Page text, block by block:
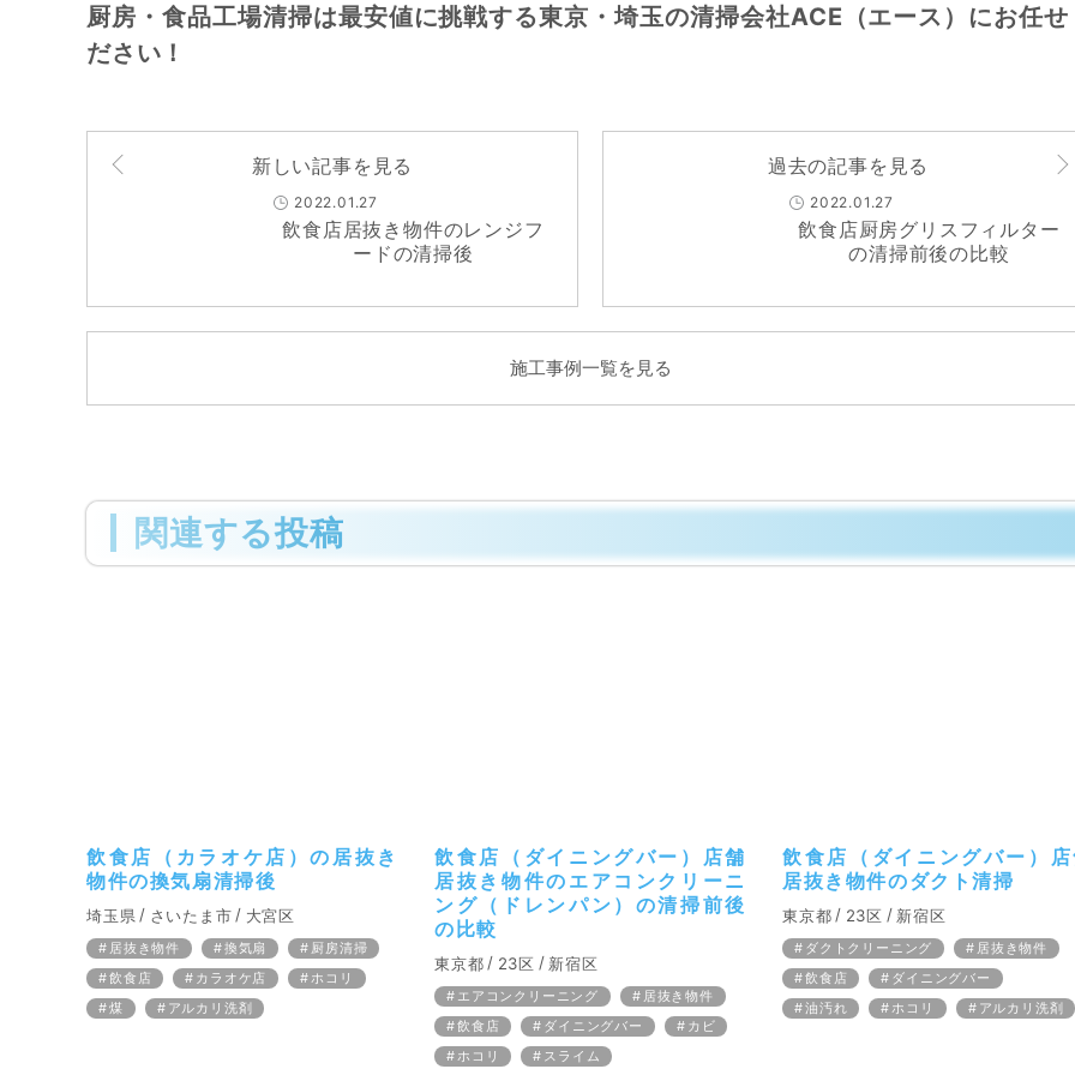
厨房・食品工場清掃は最安値に挑戦する東京・埼玉の清掃会社ACE（エース）にお任せ
ださい！
新しい記事を見る
2022.01.27
飲食店居抜き物件のレンジフ
ードの清掃後
過去の記事を見る
2022.01.27
飲食店厨房グリスフィルター
の清掃前後の比較
施工事例一覧を見る
関連する投稿
飲食店（カラオケ店）の居抜き
物件の換気扇清掃後
埼玉県 さいたま市 大宮区
居抜き物件 換気扇
厨房清掃
飲食店
カラオケ店
ホコリ
煤
アルカリ洗剤
飲食店（ダイニングバー）店舗
居抜き物件のエアコンクリーニ
ング（ドレンパン）の清掃前後
の比較
東京都 23区 新宿区
エアコンクリーニング
居抜き物件
飲食店
ダイニングバー
カビ
ホコリ
スライム
飲食店（ダイニングバー）
居抜き物件のダクト清掃
東京都 23区 新宿区
ダクトクリーニング
居抜き物件
飲食店
ダイニングバー
油汚れ
ホコリ アルカリ洗剤